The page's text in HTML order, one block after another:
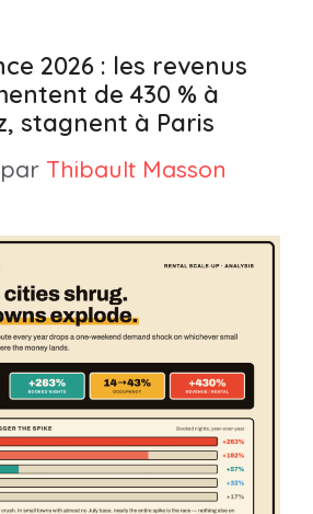
2026 : les revenus
de 430 % à
stagnent à Paris
par Thibault Masson